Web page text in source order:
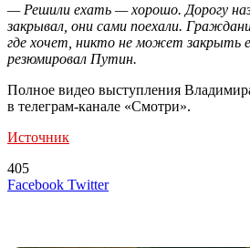
— Решили ехать — хорошо. Дорогу
закрывал, они сами поехали.
где хочет, никто не может закрыть
резюмировал Путин.
Полное видео выступления
в телеграм-канале «Смотри».
Источник
405
Facebook TwitterLinkedIn
Tumblr
Reddit
Вконтакте
Одноклассники
Skype
Messenger
Messenger
WhatsApp
Telegram
Viber
Line
Поделиться
Печатать